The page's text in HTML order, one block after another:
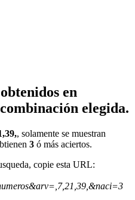
en
elegida.
, solamente se muestran
3 ó más aciertos.
copie esta URL: